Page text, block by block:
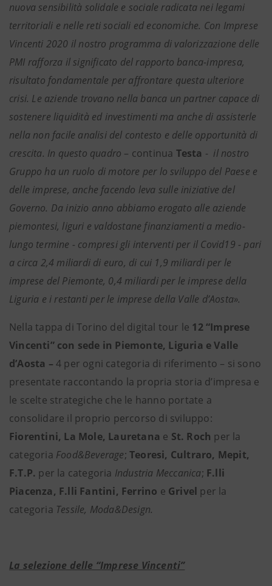
nuova sensibilità solidale e sociale radicata nei legami
territoriali e nelle reti sociali ed economiche. Con Imprese
Vincenti 2020 il nostro programma di valorizzazione delle
PMI rafforza il significato del rapporto banca-impresa,
risultato fondamentale per affrontare questa ulteriore
crisi. Le aziende trovano nella banca un partner capace di
sostenere liquidità ed investimenti ma anche di assisterle
nella non facile analisi del contesto e delle opportunità di
crescita. In questo quadro – continua Testa - il nostro
Gruppo ha un ruolo di motore per lo sviluppo del Paese e
delle imprese, anche facendo leva sulle iniziative del
Governo. Da inizio anno abbiamo erogato alle aziende
piemontesi, liguri e valdostane finanziamenti a medio-
lungo termine - compresi gli interventi per il Covid19 - pari
a circa 2,4 miliardi di euro, di cui 1,9 miliardi per le
imprese del Piemonte, 0,4 miliardi per le imprese della
Liguria e i restanti per le imprese della Valle d’Aosta».
Nella tappa di Torino del digital tour le 12 “Imprese
Vincenti” con sede in Piemonte, Liguria e Valle
d’Aosta – 4 per ogni categoria di riferimento – si sono
presentate raccontando la propria storia d’impresa e
le scelte strategiche che le hanno portate a
consolidare il proprio percorso di sviluppo:
Fiorentini, La Mole, Lauretana e St. Roch per la
categoria Food&Beverage;Teoresi, Cultraro, Mepit,
F.T.P. per la categoria Industria Meccanica; F.lli
Piacenza, F.lli Fantini, Ferrino e Grivel per la
categoria Tessile, Moda&Design.
La selezione delle “Imprese Vincenti”